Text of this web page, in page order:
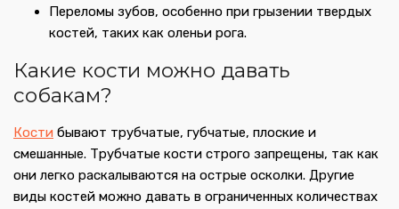
Переломы зубов, особенно при грызении твердых
костей, таких как оленьи рога.
Какие кости можно давать
собакам?
Кости бывают трубчатые, губчатые, плоские и
смешанные. Трубчатые кости строго запрещены, так как
они легко раскалываются на острые осколки. Другие
виды костей можно давать в ограниченных количествах